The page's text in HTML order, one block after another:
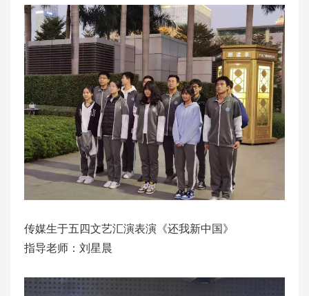
传媒生于五四文艺汇演表演《还我新中国》
指导老师：刘星晨